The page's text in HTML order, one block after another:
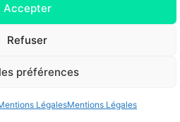
Accepter
Refuser
préférences
LégalesMentions Légales